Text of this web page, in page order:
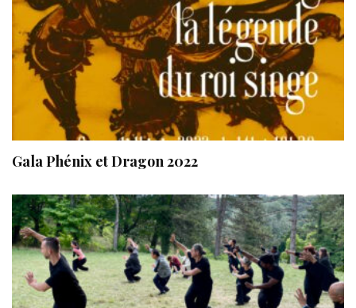
Gala Phénix et Dragon 2022